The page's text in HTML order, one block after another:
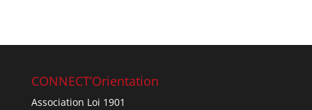
CONNECT’Orientation
Association Loi 1901